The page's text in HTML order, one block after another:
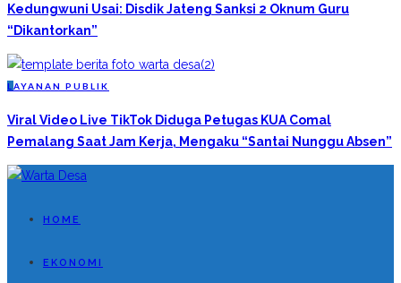
Kedungwuni Usai: Disdik Jateng Sanksi 2 Oknum Guru
“Dikantorkan”
L AYANAN PUBLIK
Viral Video Live TikTok Diduga Petugas KUA Comal
Pemalang Saat Jam Kerja, Mengaku “Santai Nunggu Absen”
HOME
EKONOMI